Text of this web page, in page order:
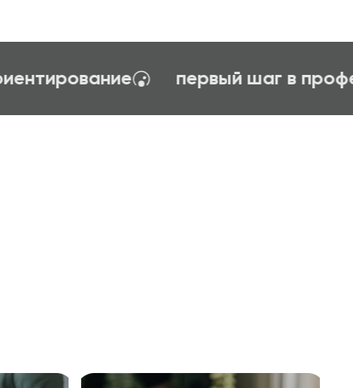
управления тайм-менеджент